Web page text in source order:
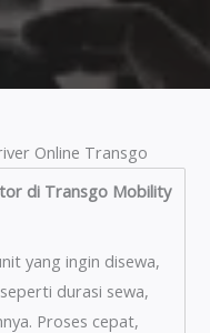
Online Transgo
di Transgo Mobility
yang ingin disewa,
durasi sewa,
Proses cepat,